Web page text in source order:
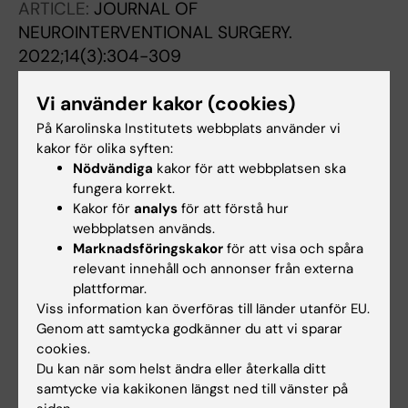
ARTICLE: JOURNAL OF
NEUROINTERVENTIONAL SURGERY.
2022;14(3):304-309
intravascular diffuse reflectance
spectroscopy in a porcine model of
endovascular thrombectomy
Skyrman S; Burstrom G; Aspegren O;
Lucassen G; Elmi-Terander A; Edstrom E;
Arnberg F; Ohlsson M; Mueller M; Andersson T
ARTICLE:JOURNAL OF NEUROIMMUNOLOGY.
2019;336:577028
Successful combined treatment with
thymectomy, rituximab and tocilizumab for
severe thymoma-associated multi
autoimmune syndrome
Sveinsson O; Piehl F; Aspegren O; Hietala MA
Vi använder kakor (cookies)
På Karolinska Institutets webbplats använder vi
kakor för olika syften:
Nödvändiga kakor för att webbplatsen ska
fungera korrekt.
Kakor för analys för att förstå hur
webbplatsen används.
Marknadsföringskakor för att visa och spåra
relevant innehåll och annonser från externa
plattformar.
Viss information kan överföras till länder utanför EU.
Genom att samtycka godkänner du att vi sparar
cookies.
Du kan när som helst ändra eller återkalla ditt
samtycke via kakikonen längst ned till vänster på